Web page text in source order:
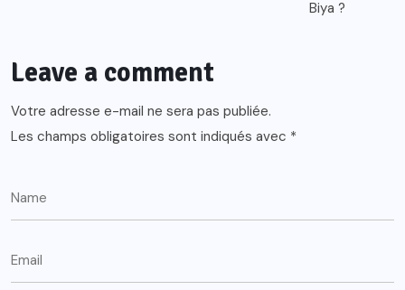
Leave a comment
Votre adresse e-mail ne sera pas publiée.
Les champs obligatoires sont indiqués avec *